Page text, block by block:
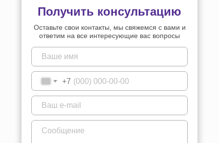
Получить консультацию
Оставьте свои контакты, мы свяжемся с вами и
ответим на все интересующие вас вопросы
+7